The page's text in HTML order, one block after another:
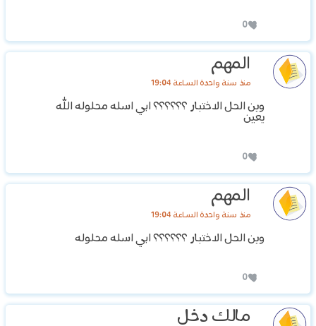
0
المهم
منذ سنة واحدة الساعة 19:04
وين الحل الاختبار ؟؟؟؟؟؟ ابي اسله محلوله الله
يعين
0
المهم
منذ سنة واحدة الساعة 19:04
وين الحل الاختبار ؟؟؟؟؟؟ ابي اسله محلوله
0
مالك دخل